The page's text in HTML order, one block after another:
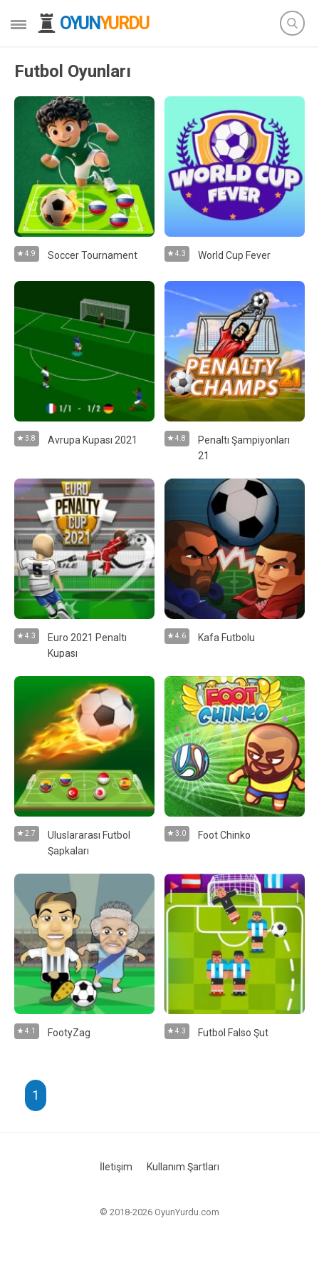
OYUNYURDU
Futbol Oyunları
4.9 Soccer Tournament 4.3 World Cup Fever
3.8 Avrupa Kupası 2021 4.8
Penaltı Şampiyonları
21
4.3
Euro 2021 Penaltı
Kupası
4.6 Kafa Futbolu
2.7
Uluslararası Futbol
Şapkaları
3.0 Foot Chinko
4.1 FootyZag 4.3 Futbol Falso Şut
1
İletişim Kullanım Şartları
© 2018-2026 OyunYurdu.com